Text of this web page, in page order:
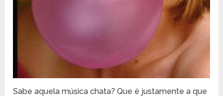
Sabe aquela música chata? Que é justamente a que